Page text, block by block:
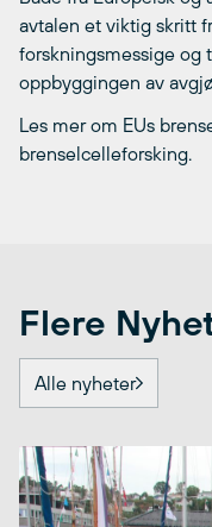
avtalen et viktig skritt
forskningsmessige og
oppbyggingen av
Les mer om EUs
brenselcelleforsking.
Flere
Alle nyheter